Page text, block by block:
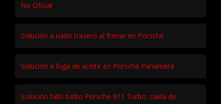
No Oficial
Solución a ruido trasero al frenar en Porsche
Solución a fuga de aceite en Porsche Panamera
Solución fallo turbo Porsche 911 Turbo: caída de